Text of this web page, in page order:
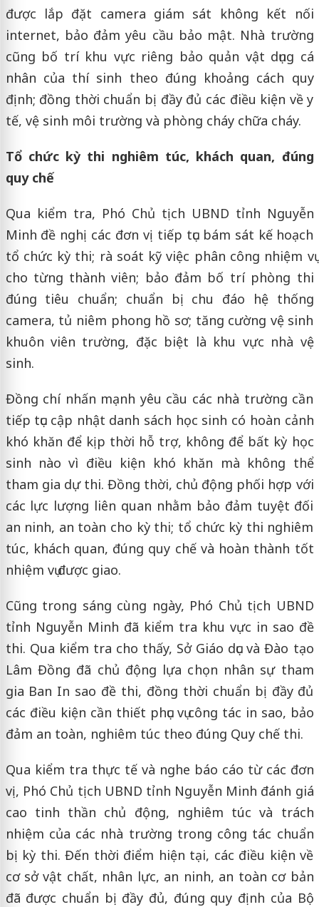
được lắp đặt camera giám sát không kết nối
internet, bảo đảm yêu cầu bảo mật. Nhà trường
cũng bố trí khu vực riêng bảo quản vật dụng cá
nhân của thí sinh theo đúng khoảng cách quy
định; đồng thời chuẩn bị đầy đủ các điều kiện về y
tế, vệ sinh môi trường và phòng cháy chữa cháy.
Tổ chức kỳ thi nghiêm túc, khách quan, đúng
quy chế
Qua kiểm tra, Phó Chủ tịch UBND tỉnh Nguyễn
Minh đề nghị các đơn vị tiếp tục bám sát kế hoạch
tổ chức kỳ thi; rà soát kỹ việc phân công nhiệm vụ
cho từng thành viên; bảo đảm bố trí phòng thi
đúng tiêu chuẩn; chuẩn bị chu đáo hệ thống
camera, tủ niêm phong hồ sơ; tăng cường vệ sinh
khuôn viên trường, đặc biệt là khu vực nhà vệ
sinh.
Đồng chí nhấn mạnh yêu cầu các nhà trường cần
tiếp tục cập nhật danh sách học sinh có hoàn cảnh
khó khăn để kịp thời hỗ trợ, không để bất kỳ học
sinh nào vì điều kiện khó khăn mà không thể
tham gia dự thi. Đồng thời, chủ động phối hợp với
các lực lượng liên quan nhằm bảo đảm tuyệt đối
an ninh, an toàn cho kỳ thi; tổ chức kỳ thi nghiêm
túc, khách quan, đúng quy chế và hoàn thành tốt
nhiệm vụ được giao.
Cũng trong sáng cùng ngày, Phó Chủ tịch UBND
tỉnh Nguyễn Minh đã kiểm tra khu vực in sao đề
thi. Qua kiểm tra cho thấy, Sở Giáo dục và Đào tạo
Lâm Đồng đã chủ động lựa chọn nhân sự tham
gia Ban In sao đề thi, đồng thời chuẩn bị đầy đủ
các điều kiện cần thiết phục vụ công tác in sao, bảo
đảm an toàn, nghiêm túc theo đúng Quy chế thi.
Qua kiểm tra thực tế và nghe báo cáo từ các đơn
vị, Phó Chủ tịch UBND tỉnh Nguyễn Minh đánh giá
cao tinh thần chủ động, nghiêm túc và trách
nhiệm của các nhà trường trong công tác chuẩn
bị kỳ thi. Đến thời điểm hiện tại, các điều kiện về
cơ sở vật chất, nhân lực, an ninh, an toàn cơ bản
đã được chuẩn bị đầy đủ, đúng quy định của Bộ